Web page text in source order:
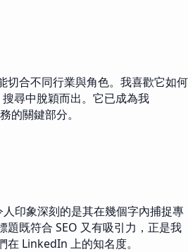
切合不同行業與角色。我喜歡它如何
尋中脫穎而出。它已成為我
的關鍵部分。
印象深刻的是其在幾個字內捕捉專
題既符合 SEO 又有吸引力，正是我
LinkedIn 上的知名度。